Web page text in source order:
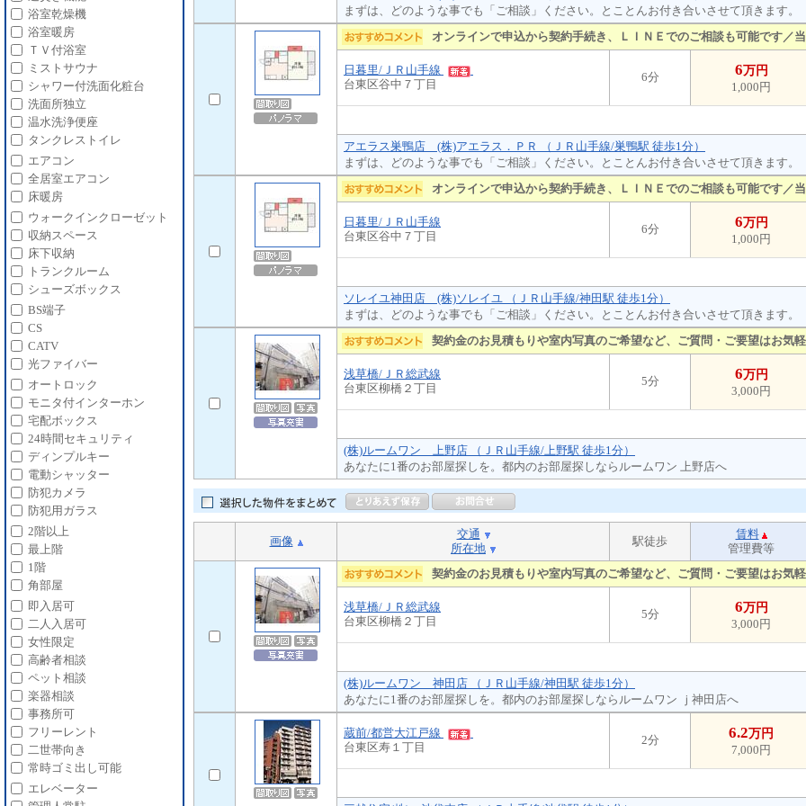
まずは、どのような事でも「ご相談」ください。とことんお付き合いさせて頂きます。
オンラインで申込から契約手続き、ＬＩＮＥでのご相談も可能です／
日暮里/ＪＲ山手線
台東区谷中７丁目
6分 6万円
1,000円
アエラス巣鴨店 (株)アエラス．ＰＲ （ＪＲ山手線/巣鴨駅 徒歩1分）
まずは、どのような事でも「ご相談」ください。とことんお付き合いさせて頂きます。
オンラインで申込から契約手続き、ＬＩＮＥでのご相談も可能です／
日暮里/ＪＲ山手線
台東区谷中７丁目
6分 6万円
1,000円
ソレイユ神田店 (株)ソレイユ （ＪＲ山手線/神田駅 徒歩1分）
まずは、どのような事でも「ご相談」ください。とことんお付き合いさせて頂きます。
契約金のお見積もりや室内写真のご希望など、ご質問・ご要望はお気
浅草橋/ＪＲ総武線
台東区柳橋２丁目
5分 6万円
3,000円
(株)ルームワン 上野店 （ＪＲ山手線/上野駅 徒歩1分）
あなたに1番のお部屋探しを。都内のお部屋探しならルームワン 上野店へ
画像
交通
所在地
駅徒歩
賃料
管理費等
契約金のお見積もりや室内写真のご希望など、ご質問・ご要望はお気
浅草橋/ＪＲ総武線
台東区柳橋２丁目
5分 6万円
3,000円
(株)ルームワン 神田店 （ＪＲ山手線/神田駅 徒歩1分）
あなたに1番のお部屋探しを。都内のお部屋探しならルームワン ｊ神田店へ
蔵前/都営大江戸線
台東区寿１丁目
2分 6.2万円
7,000円
浴室乾燥機
浴室暖房
ＴＶ付浴室
ミストサウナ
シャワー付洗面化粧台
洗面所独立
温水洗浄便座
タンクレストイレ
エアコン
全居室エアコン
床暖房
ウォークインクローゼット
収納スペース
床下収納
トランクルーム
シューズボックス
BS端子
CS
CATV
光ファイバー
オートロック
モニタ付インターホン
宅配ボックス
24時間セキュリティ
ディンプルキー
電動シャッター
防犯カメラ
防犯用ガラス
2階以上
最上階
1階
角部屋
即入居可
二人入居可
女性限定
高齢者相談
ペット相談
楽器相談
事務所可
フリーレント
二世帯向き
常時ゴミ出し可能
エレベーター